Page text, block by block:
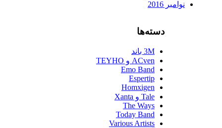
ACven و TEYHO
Emo Band
Espertip
Homxigen
The Ways
Today Band
Various Artists